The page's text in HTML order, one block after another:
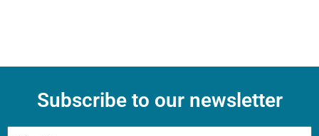
Subscribe to our newsletter